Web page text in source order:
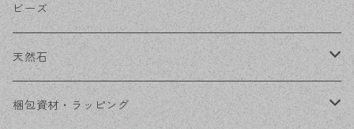
チェーン
その他
ファーボール
リボン金具
ビーズ
天然石
穴あき
梱包資材・ラッピング